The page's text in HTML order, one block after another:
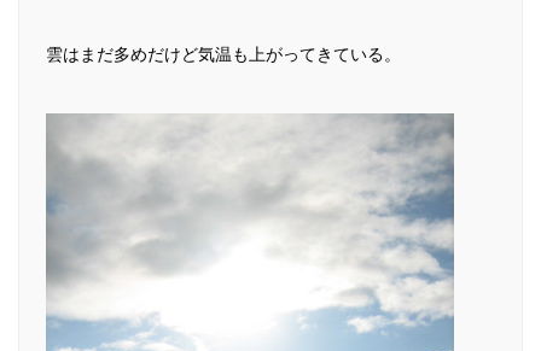
雲はまだ多めだけど気温も上がってきている。